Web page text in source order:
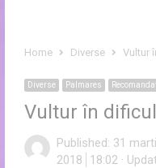
Home Diverse Vultur
Diverse Palmares
Vultur în
Published: 31
2018
18:02